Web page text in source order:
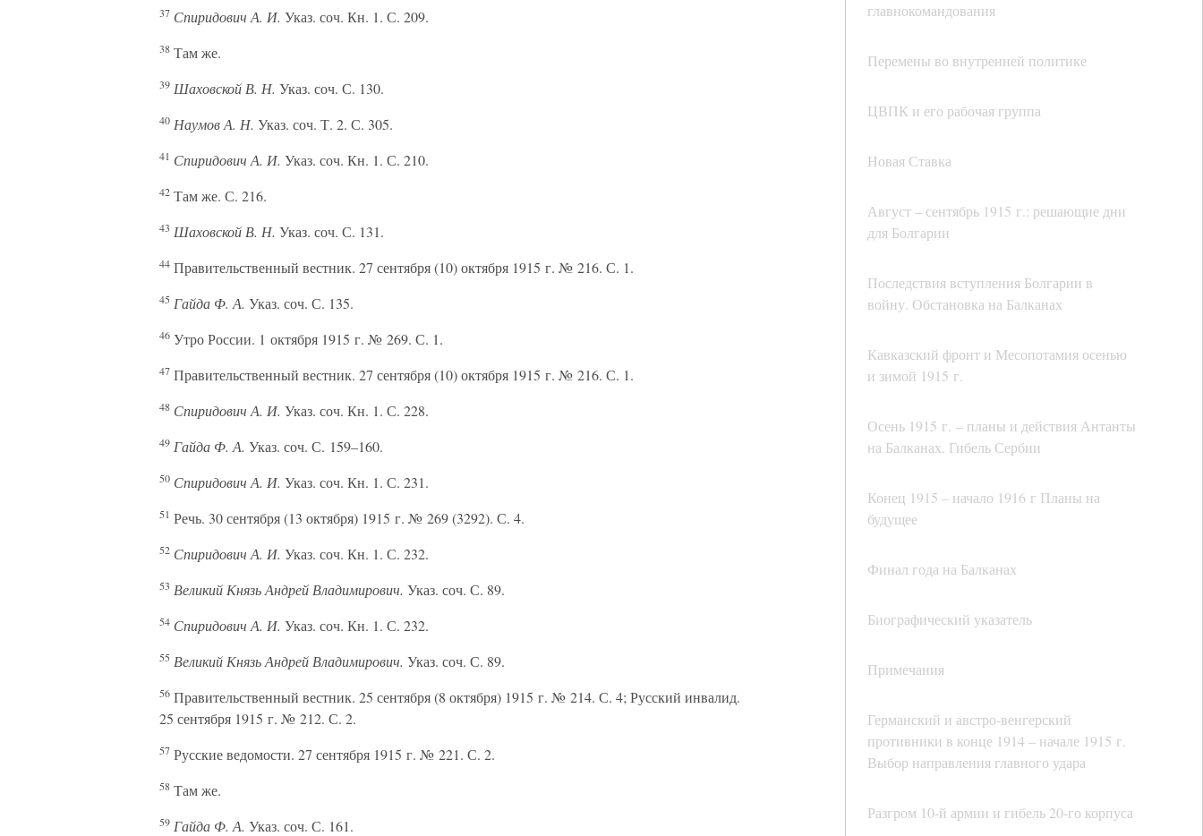
главнокомандования
Перемены во внутренней политике
ЦВПК и его рабочая группа
Новая Ставка
Август – сентябрь 1915 г.: решающие дни
для Болгарии
Последствия вступления Болгарии в
войну. Обстановка на Балканах
Кавказский фронт и Месопотамия осенью
и зимой 1915 г.
Осень 1915 г. – планы и действия Антанты
на Балканах. Гибель Сербии
Конец 1915 – начало 1916 г Планы на
будущее
Финал года на Балканах
Биографический указатель
Примечания
Германский и австро-венгерский
противники в конце 1914 – начале 1915 г.
Выбор направления главного удара
Разгром 10-й армии и гибель 20-го корпуса
37 Спиридович А. И. Указ. соч. Кн. 1. С. 209.
38 Там же.
39 Шаховской В. Н. Указ. соч. С. 130.
40 Наумов А. Н. Указ. соч. Т. 2. С. 305.
41 Спиридович А. И. Указ. соч. Кн. 1. С. 210.
42 Там же. С. 216.
43 Шаховской В. Н. Указ. соч. С. 131.
44 Правительственный вестник. 27 сентября (10) октября 1915 г. № 216. С. 1.
45 Гайда Ф. А. Указ. соч. С. 135.
46 Утро России. 1 октября 1915 г. № 269. С. 1.
47 Правительственный вестник. 27 сентября (10) октября 1915 г. № 216. С. 1.
48 Спиридович А. И. Указ. соч. Кн. 1. С. 228.
49 Гайда Ф. А. Указ. соч. С. 159–160.
50 Спиридович А. И. Указ. соч. Кн. 1. С. 231.
51 Речь. 30 сентября (13 октября) 1915 г. № 269 (3292). С. 4.
52 Спиридович А. И. Указ. соч. Кн. 1. С. 232.
53 Великий Князь Андрей Владимирович. Указ. соч. С. 89.
54 Спиридович А. И. Указ. соч. Кн. 1. С. 232.
55 Великий Князь Андрей Владимирович. Указ. соч. С. 89.
56 Правительственный вестник. 25 сентября (8 октября) 1915 г. № 214. С. 4; Русский инвалид.
25 сентября 1915 г. № 212. С. 2.
57 Русские ведомости. 27 сентября 1915 г. № 221. С. 2.
58 Там же.
59 Гайда Ф. А. Указ. соч. С. 161.